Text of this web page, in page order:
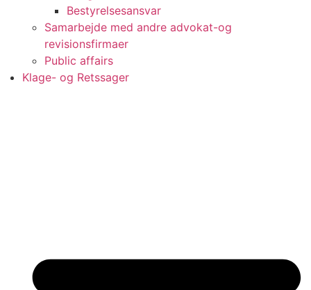
Bestyrelsesansvar
Samarbejde med andre advokat-og
revisionsfirmaer
Public affairs
Klage- og Retssager